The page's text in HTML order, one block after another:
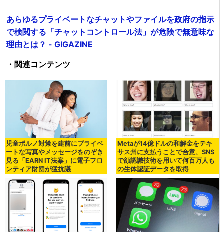
あらゆるプライベートなチャットやファイルを政府の指示
で検閲する「チャットコントロール法」が危険で無意味な
理由とは？ - GIGAZINE
・関連コンテンツ
児童ポルノ対策を建前にプライベ
ートな写真やメッセージをのぞき
見る「EARN IT法案」に電子フロ
ンティア財団が猛抗議
Metaが14億ドルの和解金をテキ
サス州に支払うことで合意、SNS
で顔認識技術を用いて何百万人も
の生体認証データを取得